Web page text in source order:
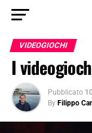
VIDEOGIOCHI
I
Pubblicato
By Filippo